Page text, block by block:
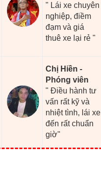
" Lái xe chuyên
nghiệp, điềm
đạm và giá
thuê xe lại rẻ "
Chị Hiền -
Phóng viên
" Điều hành tư
vấn rất kỹ và
nhiệt tình, lái xe
đến rất chuẩn
giờ"